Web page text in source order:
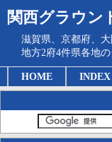
関西グラウン
滋賀県、京都府、
地方2府4件県各地
HOME INDEX